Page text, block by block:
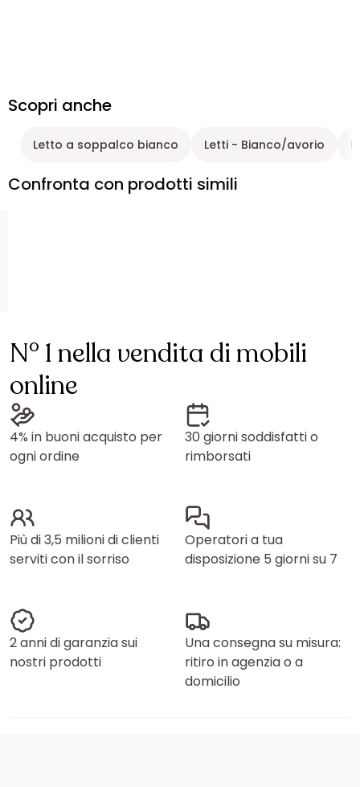
Scopri anche
Letto a soppalco bianco Letti - Bianco/avorio
Confronta con prodotti simili
N° 1 nella vendita di mobili
online
4% in buoni acquisto per
ogni ordine
30 giorni soddisfatti o
rimborsati
Più di 3,5 milioni di clienti
serviti con il sorriso
Operatori a tua
disposizione 5 giorni su 7
2 anni di garanzia sui
nostri prodotti
Una consegna su misura:
ritiro in agenzia o a
domicilio